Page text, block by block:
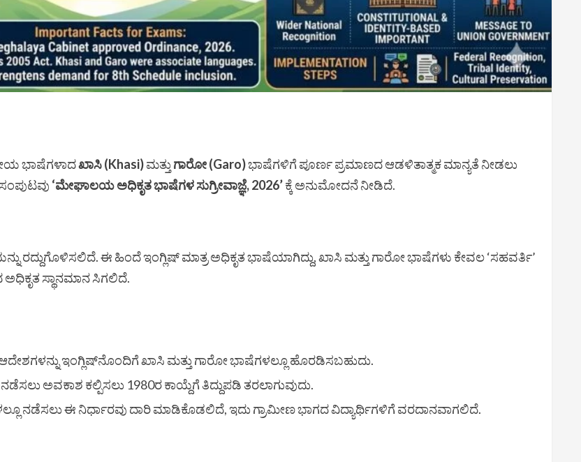
ಭಾಷೆಗಳಾದಖಾಸಿ (Khasi)ಮತ್ತು ಗಾರೋ (Garo)ಭಾಷೆಗಳಿಗೆ ಪೂರ್ಣ ಪ್ರಮಾಣದ ಆಡಳಿತಾತ್ಮಕ ಮಾನ್ಯತೆ ನೀಡಲು
‘ಮೇಘಾಲಯ ಅಧಿಕೃತ ಭಾಷೆಗಳ ಸುಗ್ರೀವಾಜ್ಞೆ, 2026’ಕ್ಕೆ ಅನುಮೋದನೆ ನೀಡಿದೆ.
ರದ್ದುಗೊಳಿಸಲಿದೆ. ಈ ಹಿಂದೆ ಇಂಗ್ಲಿಷ್ ಮಾತ್ರ ಅಧಿಕೃತ ಭಾಷೆಯಾಗಿದ್ದು, ಖಾಸಿ ಮತ್ತು ಗಾರೋ ಭಾಷೆಗಳು ಕೇವಲ ‘ಸಹವರ್ತಿ’
ಸ್ಥಾನಮಾನ ಸಿಗಲಿದೆ.
ಇಂಗ್ಲಿಷ್‌ನೊಂದಿಗೆ ಖಾಸಿ ಮತ್ತು ಗಾರೋ ಭಾಷೆಗಳಲ್ಲೂ ಹೊರಡಿಸಬಹುದು.
ಅವಕಾಶ ಕಲ್ಪಿಸಲು 1980ರ ಕಾಯ್ದೆಗೆ ತಿದ್ದುಪಡಿ ತರಲಾಗುವುದು.
ನಡೆಸಲು ಈ ನಿರ್ಧಾರವು ದಾರಿ ಮಾಡಿಕೊಡಲಿದೆ, ಇದು ಗ್ರಾಮೀಣ ಭಾಗದ ವಿದ್ಯಾರ್ಥಿಗಳಿಗೆ ವರದಾನವಾಗಲಿದೆ.